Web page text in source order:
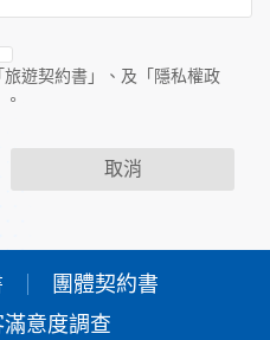
站如何處理在您使用網站服務
非本網站所委託或參與管理的
提供之功能服務時，我們將視
的個人資料，並在該特定目的
調查等互動性功能時，會保留
聯絡方式及使用時間等。
相關行徑，包括您使用連線
瀏覽器、瀏覽及點選資料記
遊契約書」、及「隱私權政
取消
團體契約書
滿意度調查